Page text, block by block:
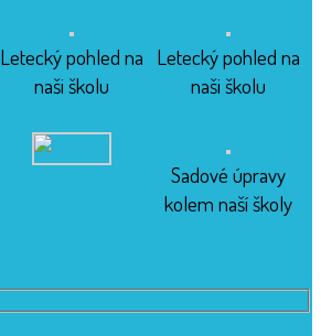
Letecký pohled na
naši školu
Letecký pohled na
naši školu
Sadové úpravy
kolem naší školy